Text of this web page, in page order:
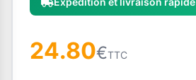
24.80€TTC